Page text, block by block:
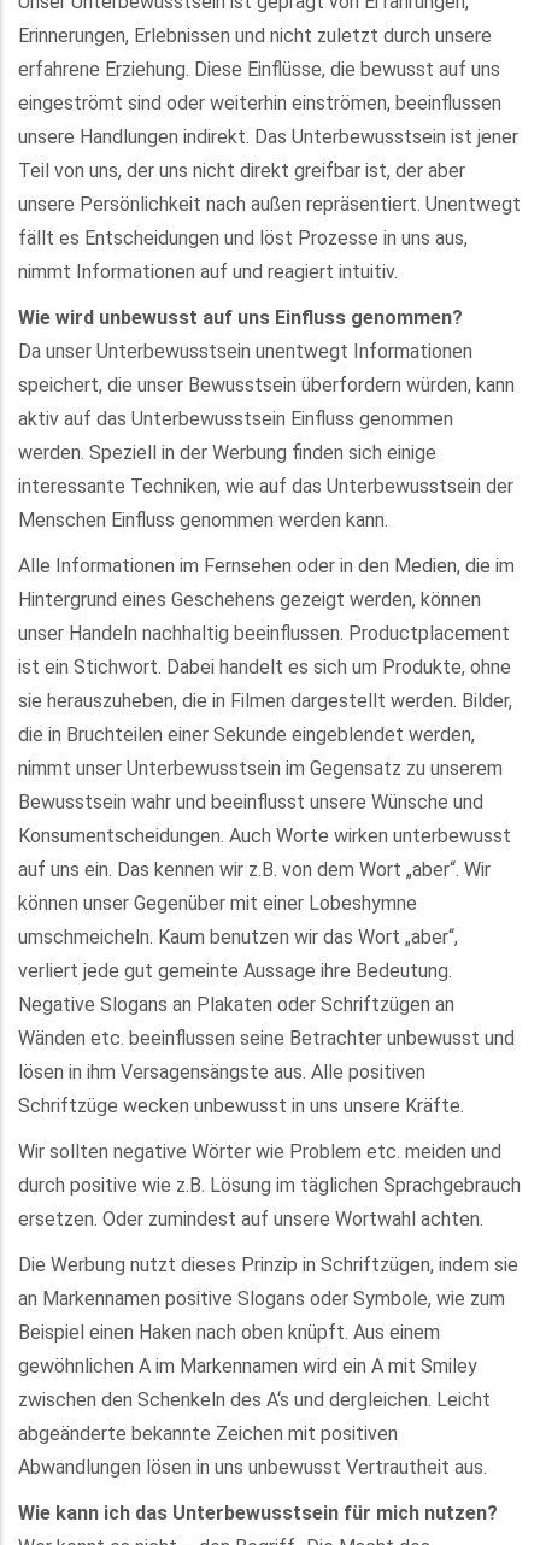
Erinnerungen, Erlebnissen und nicht zuletzt durch unsere
erfahrene Erziehung. Diese Einflüsse, die bewusst auf uns
eingeströmt sind oder weiterhin einströmen, beeinflussen
unsere Handlungen indirekt. Das Unterbewusstsein ist jener
Teil von uns, der uns nicht direkt greifbar ist, der aber
unsere Persönlichkeit nach außen repräsentiert. Unentwegt
fällt es Entscheidungen und löst Prozesse in uns aus,
nimmt Informationen auf und reagiert intuitiv.
Wie wird unbewusst auf uns Einfluss genommen?
Da unser Unterbewusstsein unentwegt Informationen
speichert, die unser Bewusstsein überfordern würden, kann
aktiv auf das Unterbewusstsein Einfluss genommen
werden. Speziell in der Werbung finden sich einige
interessante Techniken, wie auf das Unterbewusstsein der
Menschen Einfluss genommen werden kann.
Alle Informationen im Fernsehen oder in den Medien, die im
Hintergrund eines Geschehens gezeigt werden, können
unser Handeln nachhaltig beeinflussen. Productplacement
ist ein Stichwort. Dabei handelt es sich um Produkte, ohne
sie herauszuheben, die in Filmen dargestellt werden. Bilder,
die in Bruchteilen einer Sekunde eingeblendet werden,
nimmt unser Unterbewusstsein im Gegensatz zu unserem
Bewusstsein wahr und beeinflusst unsere Wünsche und
Konsumentscheidungen. Auch Worte wirken unterbewusst
auf uns ein. Das kennen wir z.B. von dem Wort „aber“. Wir
können unser Gegenüber mit einer Lobeshymne
umschmeicheln. Kaum benutzen wir das Wort „aber“,
verliert jede gut gemeinte Aussage ihre Bedeutung.
Negative Slogans an Plakaten oder Schriftzügen an
Wänden etc. beeinflussen seine Betrachter unbewusst und
lösen in ihm Versagensängste aus. Alle positiven
Schriftzüge wecken unbewusst in uns unsere Kräfte.
Wir sollten negative Wörter wie Problem etc. meiden und
durch positive wie z.B. Lösung im täglichen Sprachgebrauch
ersetzen. Oder zumindest auf unsere Wortwahl achten.
Die Werbung nutzt dieses Prinzip in Schriftzügen, indem sie
an Markennamen positive Slogans oder Symbole, wie zum
Beispiel einen Haken nach oben knüpft. Aus einem
gewöhnlichen A im Markennamen wird ein A mit Smiley
zwischen den Schenkeln des A‘s und dergleichen. Leicht
abgeänderte bekannte Zeichen mit positiven
Abwandlungen lösen in uns unbewusst Vertrautheit aus.
Wie kann ich das Unterbewusstsein für mich nutzen?